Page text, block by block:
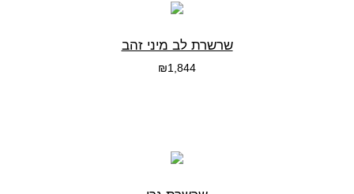
שרשרת לב מיני זהב
₪1,844